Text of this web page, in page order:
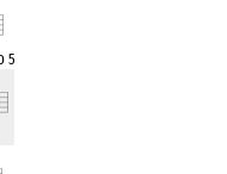
5